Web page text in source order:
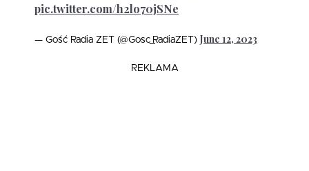
pic.twitter.com/h2lo70jSNe
— Gość Radia ZET (@Gosc_RadiaZET) June 12, 2023
REKLAMA